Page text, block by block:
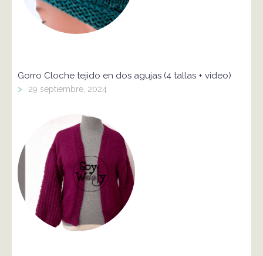
Gorro Cloche tejido en dos agujas (4 tallas + video)
> 29 septiembre, 2024